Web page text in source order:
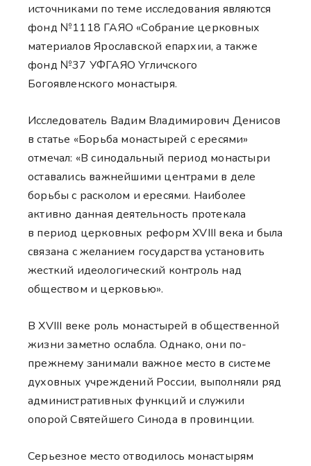
источниками по теме исследования являются
фонд №1118 ГАЯО «Собрание церковных
материалов Ярославской епархии, а также
фонд №37 УФГАЯО Угличского
Богоявленского монастыря.
Исследователь Вадим Владимирович Денисов
в статье «Борьба монастырей с ересями»
отмечал: «В синодальный период монастыри
оставались важнейшими центрами в деле
борьбы с расколом и ересями. Наиболее
активно данная деятельность протекала
в период церковных реформ XVIII века и была
связана с желанием государства установить
жесткий идеологический контроль над
обществом и церковью».
В XVIII веке роль монастырей в общественной
жизни заметно ослабла. Однако, они по-
прежнему занимали важное место в системе
духовных учреждений России, выполняли ряд
административных функций и служили
опорой Святейшего Синода в провинции.
Серьезное место отводилось монастырям